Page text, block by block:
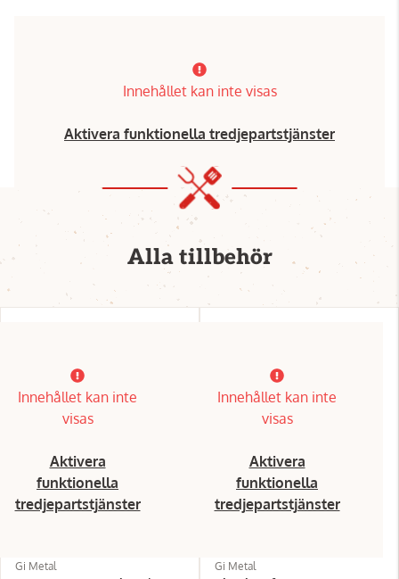
Innehållet kan inte visas
Aktivera funktionella tredjepartstjänster
Alla tillbehör
Innehållet kan inte
visas
Aktivera
funktionella
tredjepartstjänster
Gi Metal
Innehållet kan inte
visas
Aktivera
funktionella
tredjepartstjänster
Gi Metal